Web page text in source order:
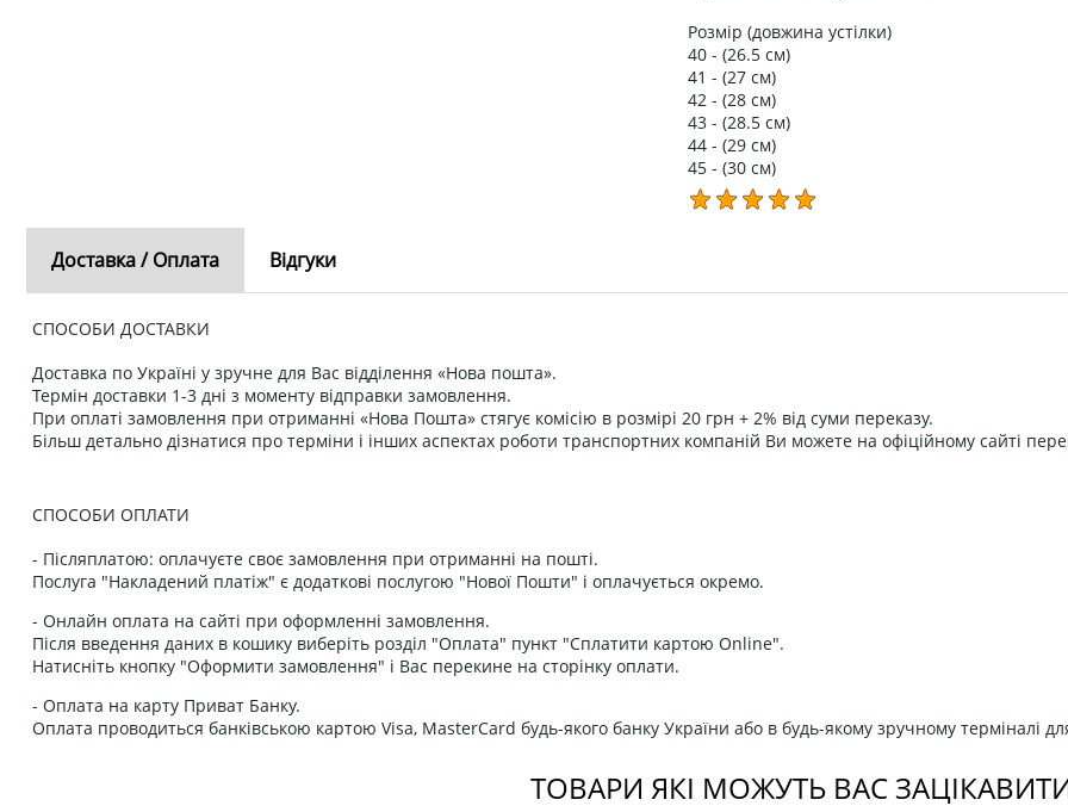
Розмір (довжина устілки)
40 - (26.5 см)
41 - (27 см)
42 - (28 см)
43 - (28.5 см)
44 - (29 см)
45 - (30 см)
Доставка / Оплата Відгуки
СПОСОБИ ДОСТАВКИ
Доставка по Україні у зручне для Вас відділення «Нова пошта».
Термін доставки 1-3 дні з моменту відправки замовлення.
При оплаті замовлення при отриманні «Нова Пошта» стягує комісію в розмірі 20 грн + 2% від суми переказу.
Більш детально дізнатися про терміни і інших аспектах роботи транспортних компаній Ви можете на офіційному сайті
СПОСОБИ ОПЛАТИ
- Післяплатою: оплачуєте своє замовлення при отриманні на пошті.
Послуга "Накладений платіж" є додаткові послугою "Нової Пошти" і оплачується окремо.
- Онлайн оплата на сайті при оформленні замовлення.
Після введення даних в кошику виберіть розділ "Оплата" пункт "Сплатити картою Online".
Натисніть кнопку "Оформити замовлення" і Вас перекине на сторінку оплати.
- Оплата на карту Приват Банку.
Оплата проводиться банківською картою Visa, MasterCard будь-якого банку України або в будь-якому зручному терміналі
ТОВАРИ ЯКІ МОЖУТЬ ВАС